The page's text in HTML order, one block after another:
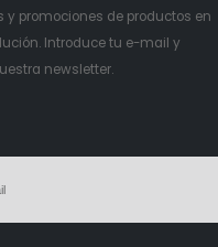
y promociones de productos en
Introduce tu e-mail y
newsletter.